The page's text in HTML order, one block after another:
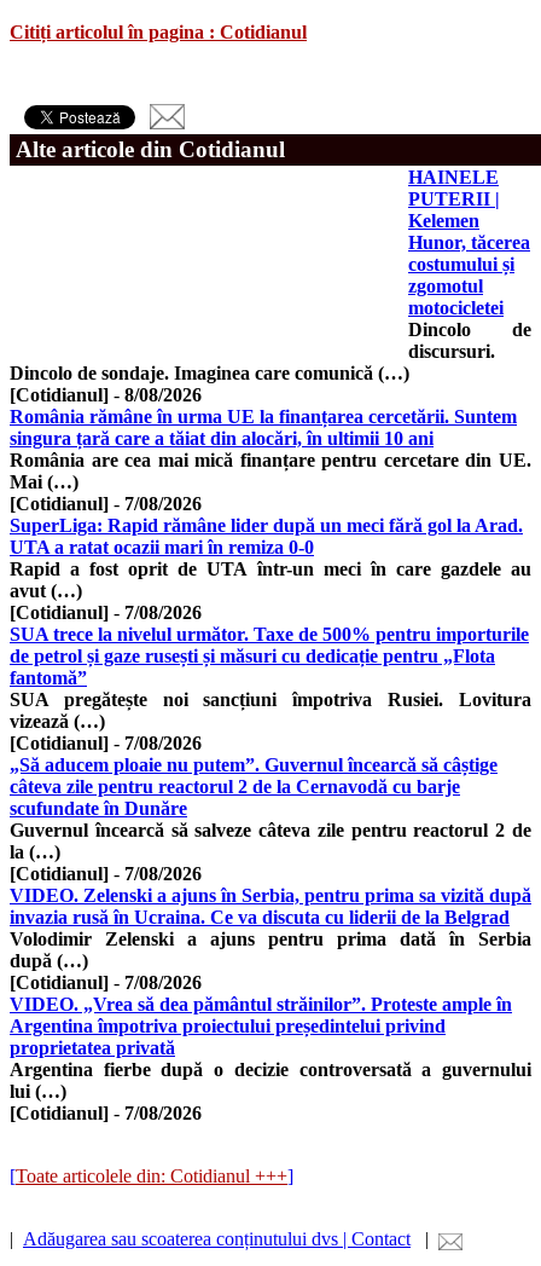
Citiți articolul în pagina : Cotidianul
Alte articole din Cotidianul
HAINELE
PUTERII |
Kelemen
Hunor, tăcerea
costumului și
zgomotul
motocicletei
Dincolo de
discursuri.
Dincolo de sondaje. Imaginea care comunică (…)
[Cotidianul] - 8/08/2026
România rămâne în urma UE la finanțarea cercetării. Suntem
singura țară care a tăiat din alocări, în ultimii 10 ani
România are cea mai mică finanțare pentru cercetare din UE.
Mai (…)
[Cotidianul] - 7/08/2026
SuperLiga: Rapid rămâne lider după un meci fără gol la Arad.
UTA a ratat ocazii mari în remiza 0-0
Rapid a fost oprit de UTA într-un meci în care gazdele au
avut (…)
[Cotidianul] - 7/08/2026
SUA trece la nivelul următor. Taxe de 500% pentru importurile
de petrol și gaze rusești și măsuri cu dedicație pentru „Flota
fantomă”
SUA pregătește noi sancțiuni împotriva Rusiei. Lovitura
vizează (…)
[Cotidianul] - 7/08/2026
„Să aducem ploaie nu putem”. Guvernul încearcă să câștige
câteva zile pentru reactorul 2 de la Cernavodă cu barje
scufundate în Dunăre
Guvernul încearcă să salveze câteva zile pentru reactorul 2 de
la (…)
[Cotidianul] - 7/08/2026
VIDEO. Zelenski a ajuns în Serbia, pentru prima sa vizită după
invazia rusă în Ucraina. Ce va discuta cu liderii de la Belgrad
Volodimir Zelenski a ajuns pentru prima dată în Serbia
după (…)
[Cotidianul] - 7/08/2026
VIDEO. „Vrea să dea pământul străinilor”. Proteste ample în
Argentina împotriva proiectului președintelui privind
proprietatea privată
Argentina fierbe după o decizie controversată a guvernului
lui (…)
[Cotidianul] - 7/08/2026
[Toate articolele din: Cotidianul +++]
| Adăugarea sau scoaterea conținutului dvs | Contact |